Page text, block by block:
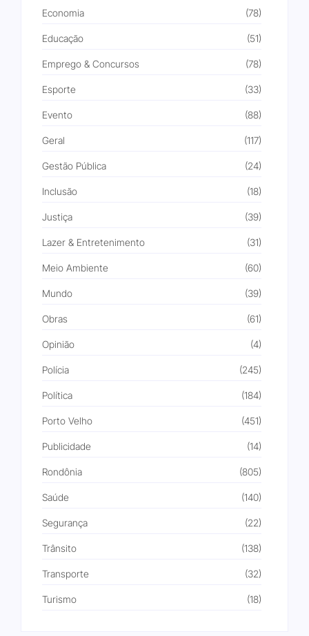
Economia (78)
Educação (51)
Emprego & Concursos (78)
Esporte (33)
Evento (88)
Geral (117)
Gestão Pública (24)
Inclusão (18)
Justiça (39)
Lazer & Entretenimento (31)
Meio Ambiente (60)
Mundo (39)
Obras (61)
Opinião (4)
Polícia (245)
Política (184)
Porto Velho (451)
Publicidade (14)
Rondônia (805)
Saúde (140)
Segurança (22)
Trânsito (138)
Transporte (32)
Turismo (18)